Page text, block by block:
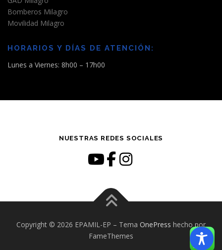
Bomberos Milagro
Movilidad Milagro
HORARIOS Y DÍAS DE ATENCIÓN:
Lunes a Viernes: 8h00 – 17h00
NUESTRAS REDES SOCIALES
Copyright © 2026 EPAMIL-EP – Tema OnePress hecho por
FameThemes